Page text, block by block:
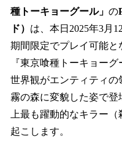
種トーキョーグール」 の
ド） は、本日2025年3月
期間限定でプレイ可能と
『東京喰種トーキョー
世界観がエンティティの
霧の森に変貌した姿で登
上最も躍動的なキラー
起こします。